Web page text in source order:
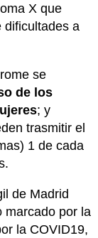
X que
dificultades a
se
de los
; y
trasmitir el
1 de cada
de Madrid
marcado por la
la COVID19,